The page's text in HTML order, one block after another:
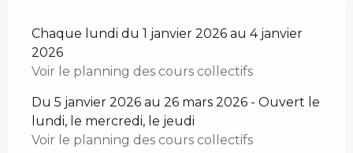
Chaque lundi du 1 janvier 2026 au 4 janvier
2026
Voir le planning des cours collectifs
Du 5 janvier 2026 au 26 mars 2026 - Ouvert le
lundi, le mercredi, le jeudi
Voir le planning des cours collectifs